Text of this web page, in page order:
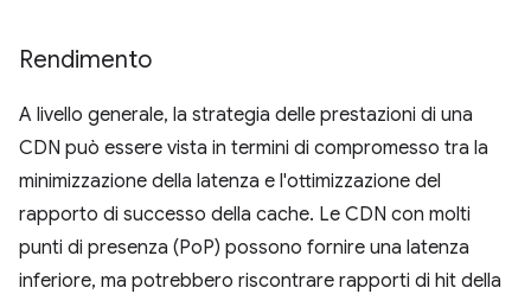
Rendimento
A livello generale, la strategia delle prestazioni di una
CDN può essere vista in termini di compromesso tra la
minimizzazione della latenza e l'ottimizzazione del
rapporto di successo della cache. Le CDN con molti
punti di presenza (PoP) possono fornire una latenza
inferiore, ma potrebbero riscontrare rapporti di hit della